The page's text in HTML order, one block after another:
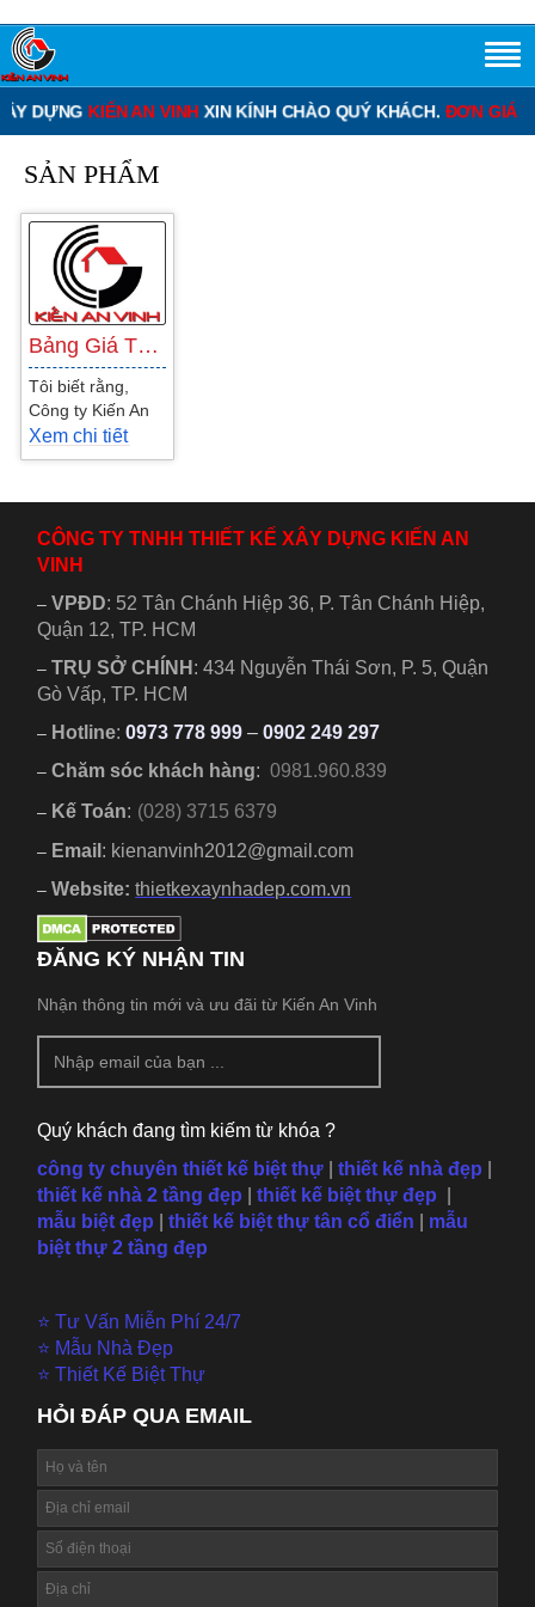
DỰNGKIẾN AN VINHXIN KÍNH CHÀO QUÝ KHÁCH.ĐƠN GIÁ
SẢN PHẨM
Bảng Giá Thiết Kế Thi Công Xây Dựng Biệt…
Tôi biết rằng,
Công ty Kiến An
Vinh là một trong
những đơn vị
thi công...
Xem chi tiết
CÔNG TY TNHH THIẾT KẾ XÂY DỰNG KIẾN AN
VINH
–VPĐD: 52 Tân Chánh Hiệp 36, P. Tân Chánh Hiệp,
Quận 12, TP. HCM
– TRỤ SỞ CHÍNH :434 Nguyễn Thái Sơn, P. 5, Quận
Gò Vấp, TP. HCM
– Hotline: 0973 778 999 –0902 249 297
– Chăm sóc khách hàng: 0981.960.839
– Kế Toán: (028) 3715 6379
– Email : kienanvinh2012@gmail.com
– Website:thietkexaynhadep.com.vn
ĐĂNG KÝ NHẬN TIN
Nhận thông tin mới và ưu đãi từ Kiến An Vinh
Quý khách đang tìm kiếm từ khóa ?
công ty chuyên thiết kế biệt thự |thiết kế nhà đẹp
thiết kế nhà 2 tầng đẹp
thiết kế biệt thự đẹp
mẫu biệt đẹp thiết kế biệt thự tân cổ điển
mẫu
biệt thự 2 tầng đẹp
⭐ Tư Vấn Miễn Phí 24/7
⭐ Mẫu Nhà Đẹp
⭐ Thiết Kế Biệt Thự
HỎI ĐÁP QUA EMAIL